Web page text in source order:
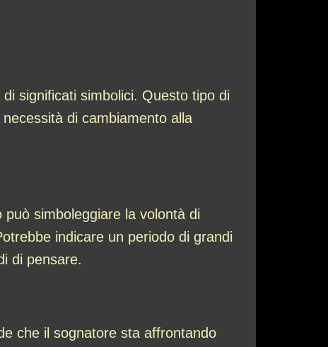
significati simbolici. Questo tipo di
di cambiamento alla
simboleggiare la volontà di
indicare un periodo di grandi
di pensare.
che il sognatore sta affrontando